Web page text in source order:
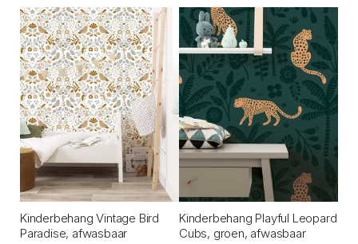
Kinderbehang Vintage Bird
Paradise, afwasbaar
Kinderbehang Playful Leopard
Cubs, groen, afwasbaar